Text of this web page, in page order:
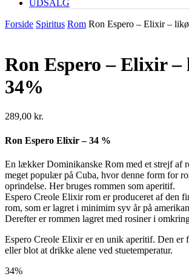
UDSALG
Forside Spiritus Rom Ron Espero – Elixir –
Ron Espero – Elixir
34%
289,00 kr.
Ron Espero Elixir – 34 %
En lækker Dominikanske Rom med et strejf af
meget populær på Cuba, hvor denne form for
oprindelse. Her bruges rommen som aperitif.
Espero Creole Elixir rom er produceret af den
rom, som er lagret i minimim syv år på
Derefter er rommen lagret med rosiner i
Espero Creole Elixir er en unik aperitif. Den er
eller blot at drikke alene ved stuetemperatur.
34%